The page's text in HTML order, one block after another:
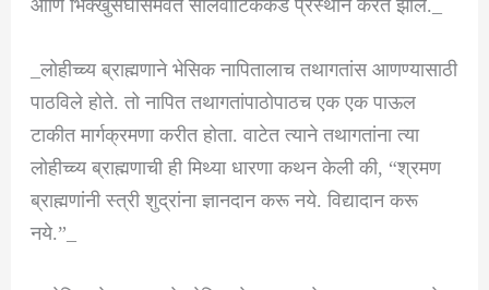
आणि भिक्खुसंघासमवेत सालवाटिकेकडे प्रस्थान करते झाले._
_लोहीच्च्य ब्राह्मणाने भेसिक नापितालाच तथागतांस आणण्यासाठी
पाठविले होते. तो नापित तथागतांपाठोपाठच एक एक पाऊल
टाकीत मार्गक्रमणा करीत होता. वाटेत त्याने तथागतांना त्या
लोहीच्च्य ब्राह्मणाची ही मिथ्या धारणा कथन केली की, “श्रमण
ब्राह्मणांनी स्त्री शुद्रांना ज्ञानदान करू नये. विद्यादान करू
नये.”_